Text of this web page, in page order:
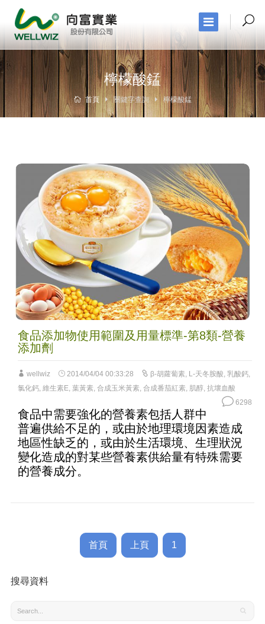
檸檬酸錳
首頁 關鍵字查詢 檸檬酸錳
食品添加物使用範圍及用量標準-第8類-營養
添加劑
wellwiz 2014/04/04 00:33:28 β-胡蘿蔔素, L-天冬胺酸, 乳酸鈣,
氯化鈣, 維生素E, 葉黃素, 合成玉米黃素, 合成番茄紅素, 肌醇, 抗壞血酸
6298
食品中需要強化的營養素包括人群中
普遍供給不足的，或由於地理環境因素造成
地區性缺乏的，或由於生活環境、生理狀況
變化造成的對某些營養素供給量有特殊需要
的營養成分。
首頁 上頁 1
搜尋資料